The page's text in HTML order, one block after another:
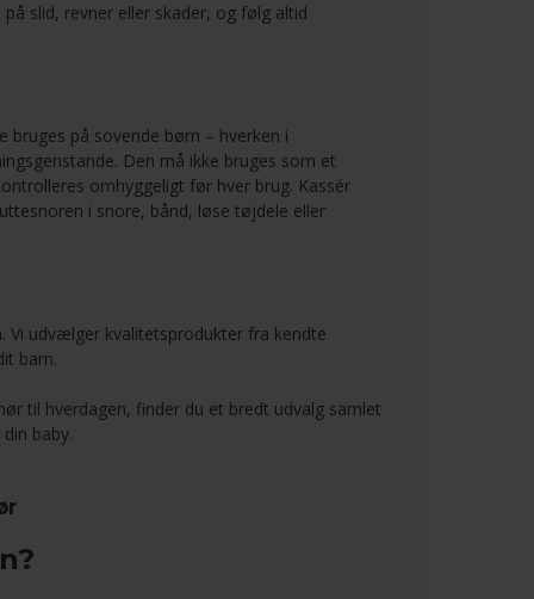
slid, revner eller skader, og følg altid
bruges på sovende børn – hverken i
Den må ikke bruges som et
omhyggeligt før hver brug. Kassér
i snore, bånd, løse tøjdele eller
Vi udvælger kvalitetsprodukter fra kendte
barn.
til hverdagen, finder du et bredt udvalg samlet
baby.